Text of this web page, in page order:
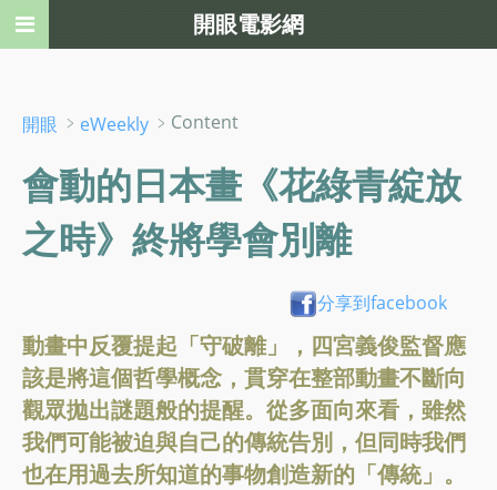
開眼 ﹥ eWeekly ﹥Content
會動的日本畫《花綠青綻放
之時》終將學會別離
分享到facebook
動畫中反覆提起「守破離」，四宮義俊監督應
該是將這個哲學概念，貫穿在整部動畫不斷向
觀眾拋出謎題般的提醒。從多面向來看，雖然
我們可能被迫與自己的傳統告別，但同時我們
也在用過去所知道的事物創造新的「傳統」。
開眼電影網